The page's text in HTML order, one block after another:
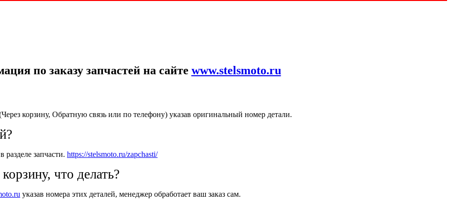
по заказу запчастей на сайте www.stelsmoto.ru
корзину, Обратную связь или по телефону) указав оригинальный номер детали.
запчасти. https://stelsmoto.ru/zapchasti/
что делать?
указав номера этих деталей, менеджер обработает ваш заказ сам.